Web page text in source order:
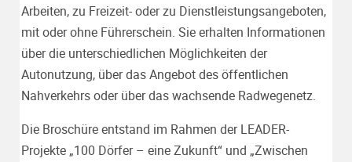
Arbeiten, zu Freizeit- oder zu Dienstleistungsangeboten,
mit oder ohne Führerschein. Sie erhalten Informationen
über die unterschiedlichen Möglichkeiten der
Autonutzung, über das Angebot des öffentlichen
Nahverkehrs oder über das wachsende Radwegenetz.
Die Broschüre entstand im Rahmen der LEADER-
Projekte „100 Dörfer – eine Zukunft“ und „Zwischen